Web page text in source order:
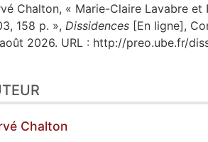
Chalton, « Marie-Claire Lavabre et
158 p. », Dissidences [En ligne],
2026. URL : http://preo.ube.fr/
Chalton